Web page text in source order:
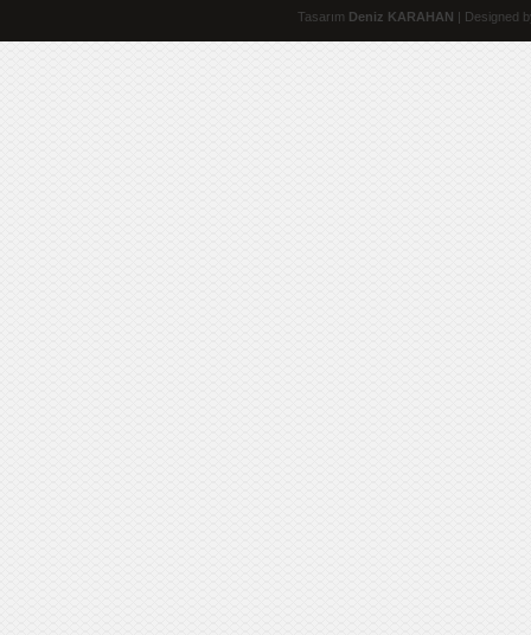
Tasarım Deniz KARAHAN | Designed